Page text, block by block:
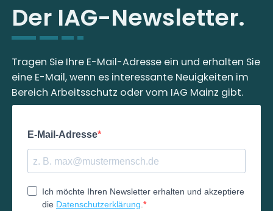
Der IAG-Newsletter.
Tragen Sie Ihre E-Mail-Adresse ein und erhalten Sie
eine E-Mail, wenn es interessante Neuigkeiten im
Bereich Arbeitsschutz oder vom IAG Mainz gibt.